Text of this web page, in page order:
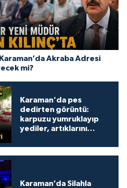
Akraba Adresi
mi?
Karaman'da pes
dedirten görüntü:
karpuzu yumruklayıp
yediler, artıklarını
Karaman’da Silahla